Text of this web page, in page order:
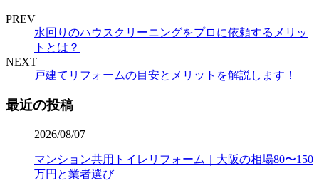
PREV
水回りのハウスクリーニングをプロに依頼するメリッ
トとは？
NEXT
戸建てリフォームの目安とメリットを解説します！
最近の投稿
2026/08/07
マンション共用トイレリフォーム｜大阪の相場80〜150
万円と業者選び